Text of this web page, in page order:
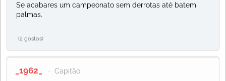
Se acabares um campeonato sem derrotas até batem
palmas.
(2 gostos)
_1962_ Capitão